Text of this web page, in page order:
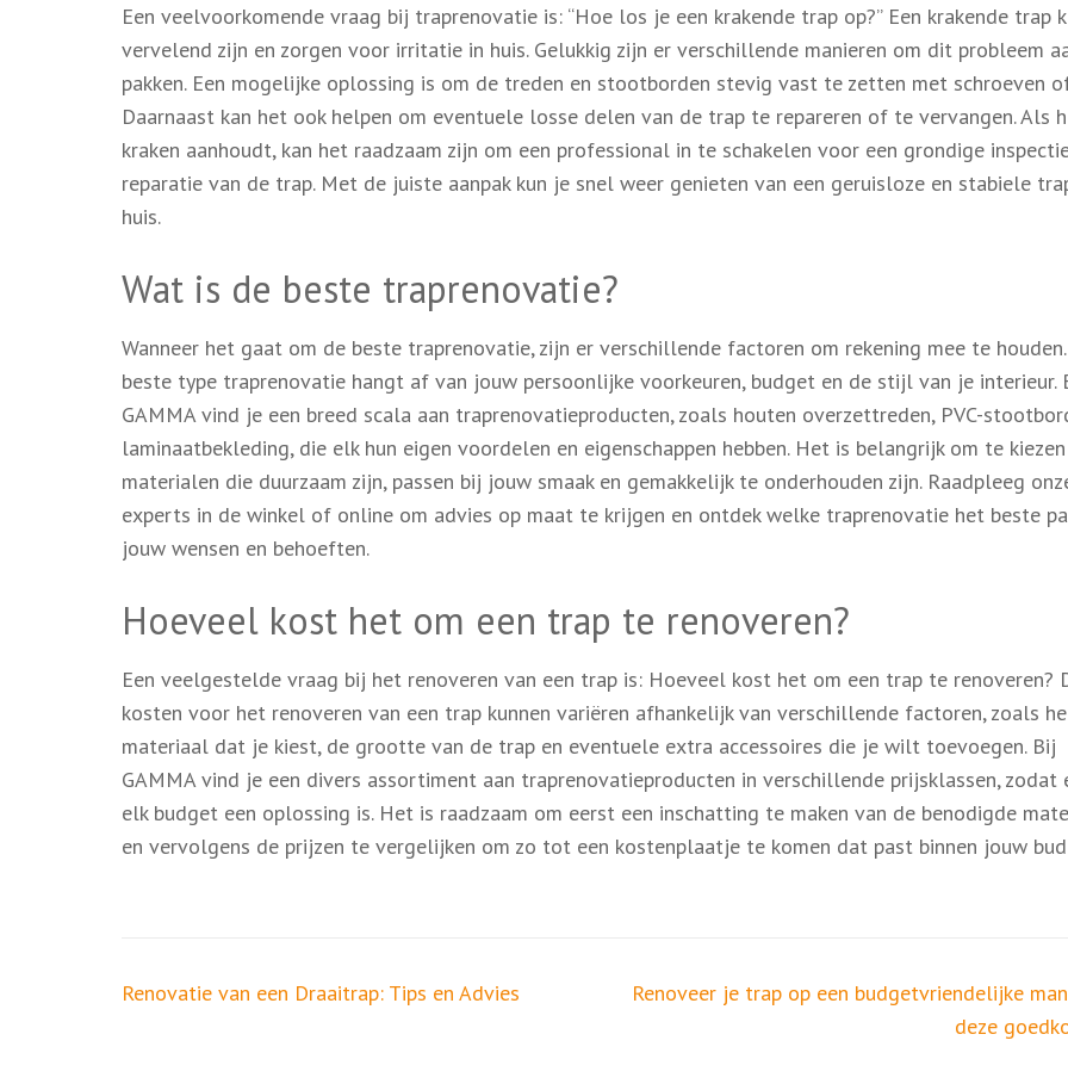
Een veelvoorkomende vraag bij traprenovatie is: “Hoe los je een krakende trap op?” Een krakende trap
vervelend zijn en zorgen voor irritatie in huis. Gelukkig zijn er verschillende manieren om dit probleem
pakken. Een mogelijke oplossing is om de treden en stootborden stevig vast te zetten met schroeven
Daarnaast kan het ook helpen om eventuele losse delen van de trap te repareren of te vervangen. Als
kraken aanhoudt, kan het raadzaam zijn om een professional in te schakelen voor een grondige
reparatie van de trap. Met de juiste aanpak kun je snel weer genieten van een geruisloze en stabiele
huis.
Wat is de beste traprenovatie?
Wanneer het gaat om de beste traprenovatie, zijn er verschillende factoren om rekening mee te
beste type traprenovatie hangt af van jouw persoonlijke voorkeuren, budget en de stijl van je interieur.
GAMMA vind je een breed scala aan traprenovatieproducten, zoals houten overzettreden, PVC-
laminaatbekleding, die elk hun eigen voordelen en eigenschappen hebben. Het is belangrijk om te
materialen die duurzaam zijn, passen bij jouw smaak en gemakkelijk te onderhouden zijn. Raadpleeg
experts in de winkel of online om advies op maat te krijgen en ontdek welke traprenovatie het beste
jouw wensen en behoeften.
Hoeveel kost het om een trap te renoveren?
Een veelgestelde vraag bij het renoveren van een trap is: Hoeveel kost het om een trap te renoveren?
kosten voor het renoveren van een trap kunnen variëren afhankelijk van verschillende factoren, zoals
materiaal dat je kiest, de grootte van de trap en eventuele extra accessoires die je wilt toevoegen. Bij
GAMMA vind je een divers assortiment aan traprenovatieproducten in verschillende prijsklassen, zodat
elk budget een oplossing is. Het is raadzaam om eerst een inschatting te maken van de benodigde
en vervolgens de prijzen te vergelijken om zo tot een kostenplaatje te komen dat past binnen jouw
Berichtnavigatie
Renovatie van een Draaitrap: Tips en Advies
Renoveer je trap op een budgetvriendelijke
deze